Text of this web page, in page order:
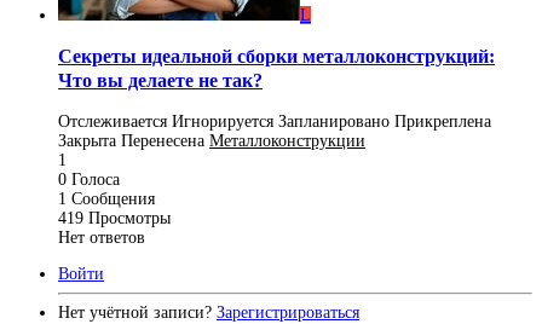
L
Секреты идеальной сборки металлоконструкций:
Что вы делаете не так?
Отслеживается Игнорируется Запланировано Прикреплена
Закрыта Перенесена Металлоконструкции
1
0 Голоса
1 Сообщения
419 Просмотры
Нет ответов
Войти
Нет учётной записи? Зарегистрироваться